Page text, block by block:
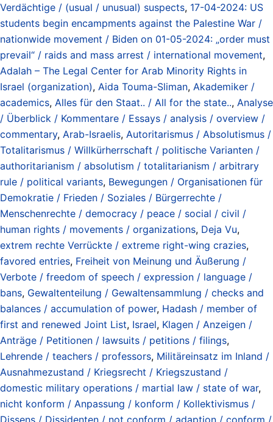
Verdächtige / (usual / unusual) suspects, 17-04-2024: US
students begin encampments against the Palestine War /
nationwide movement / Biden on 01-05-2024: „order must
prevail“ / raids and mass arrest / international movement,
Adalah – The Legal Center for Arab Minority Rights in
Israel (organization), Aida Touma-Sliman, Akademiker /
academics, Alles für den Staat.. / All for the state.., Analyse
/ Überblick / Kommentare / Essays / analysis / overview /
commentary, Arab-Israelis, Autoritarismus / Absolutismus /
Totalitarismus / Willkürherrschaft / politische Varianten /
authoritarianism / absolutism / totalitarianism / arbitrary
rule / political variants, Bewegungen / Organisationen für
Demokratie / Frieden / Soziales / Bürgerrechte /
Menschenrechte / democracy / peace / social / civil /
human rights / movements / organizations, Deja Vu,
extrem rechte Verrückte / extreme right-wing crazies,
favored entries, Freiheit von Meinung und Äußerung /
Verbote / freedom of speech / expression / language /
bans, Gewaltenteilung / Gewaltensammlung / checks and
balances / accumulation of power, Hadash / member of
first and renewed Joint List, Israel, Klagen / Anzeigen /
Anträge / Petitionen / lawsuits / petitions / filings,
Lehrende / teachers / professors, Militäreinsatz im Inland /
Ausnahmezustand / Kriegsrecht / Kriegszustand /
domestic military operations / martial law / state of war,
nicht konform / Anpassung / konform / Kollektivismus /
Dissens / Dissidenten / not conform / adaption / conform /